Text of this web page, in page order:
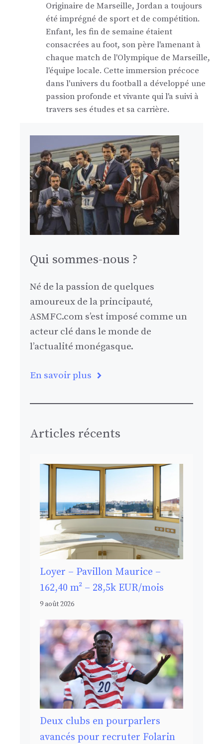
Originaire de Marseille, Jordan a toujours
été imprégné de sport et de compétition.
Enfant, les fin de semaine étaient
consacrées au foot, son père l'amenant à
chaque match de l'Olympique de Marseille,
l'équipe locale. Cette immersion précoce
dans l'univers du football a développé une
passion profonde et vivante qui l'a suivi à
travers ses études et sa carrière.
Qui sommes-nous ?
Né de la passion de quelques
amoureux de la principauté,
ASMFC.com s’est imposé comme un
acteur clé dans le monde de
l’actualité monégasque.
En savoir plus
Articles récents
Loyer – Pavillon Maurice –
162,40 m² – 28,5k EUR/mois
9 août 2026
Deux clubs en pourparlers
avancés pour recruter Folarin